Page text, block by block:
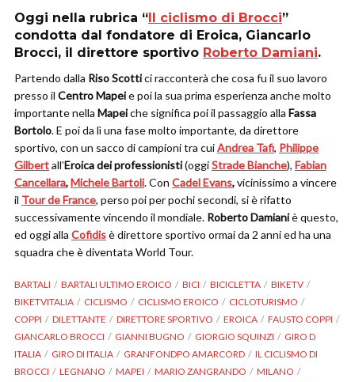
Oggi nella rubrica “ Il ciclismo di Brocci”
condotta dal fondatore di Eroica, Giancarlo
Brocci, il direttore sportivo Roberto Damiani.
Partendo dalla Riso Scottici racconterà che cosa fu il suo lavoro
presso il Centro Mapeie poi la sua prima esperienza anche molto
importante nella Mapeiche significa poi il passaggio alla Fassa
Bortolo. E poi da lì una fase molto importante, da direttore
sportivo, con un sacco di campioni tra cuiAndrea Tafi, Philippe
Gilbertall’Eroica dei professionisti(oggiStrade Bianche), Fabian
Cancellara,Michele Bartoli. Con Cadel Evans,vicinissimo a vincere
il Tour de France, perso poi per pochi secondi, si è rifatto
successivamente vincendo il mondiale. Roberto Damianiè questo,
ed oggi alla Cofidisè direttore sportivo ormai da 2 anni ed ha una
squadra che è diventata World Tour.
BARTALI BARTALI ULTIMO EROICO BICI BICICLETTA
BIKETV
BIKETVITALIA
CICLISMO CICLISMO EROICO
CICLOTURISMO
COPPI
DILETTANTE DIRETTORE SPORTIVO EROICA
FAUSTO COPPI
GIANCARLO BROCCI
GIANNI BUGNO GIORGIO SQUINZI
GIRO D
ITALIA
GIRO DI ITALIA GRANFONDPO AMARCORD
IL CICLISMO DI
BROCCI
LEGNANO MAPEI MARIO ZANGRANDO
MILANO